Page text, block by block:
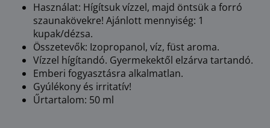
Használat: Hígítsuk vízzel, majd öntsük a forró
szaunakövekre! Ajánlott mennyiség: 1
kupak/dézsa.
Összetevők: Izopropanol, víz, füst aroma.
Vízzel hígítandó. Gyermekektől elzárva tartandó.
Emberi fogyasztásra alkalmatlan.
Gyúlékony és irritatív!
Űrtartalom: 50 ml